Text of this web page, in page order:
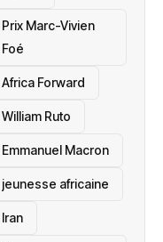
Prix Marc-Vivien
Foé
‎Africa Forward
William Ruto
Emmanuel Macron
jeunesse africaine
‎Iran